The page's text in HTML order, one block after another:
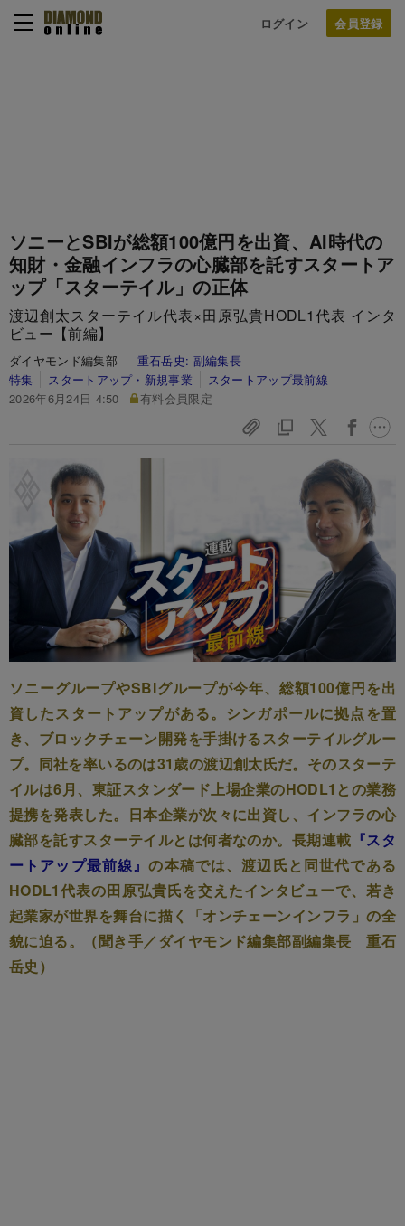
ログイン
ソニーとSBIが総額100億円を出資、AI時代の
知財・金融インフラの心臓部を託すスタートア
ップ「スターテイル」の正体
渡辺創太スターテイル代表×田原弘貴HODL1代表 インタ
ビュー【前編】
ダイヤモンド編集部 重石岳史: 副編集長
特集
スタートアップ・新規事業
スタートアップ最前線
2026年6月24日 4:50
有料会員限定
ソニーグループやSBIグループが今年、総額100億円を出
資したスタートアップがある。シンガポールに拠点を置
き、ブロックチェーン開発を手掛けるスターテイルグルー
プ。同社を率いるのは31歳の渡辺創太氏だ。そのスターテ
イルは6月、東証スタンダード上場企業のHODL1との業務
提携を発表した。日本企業が次々に出資し、インフラの心
臓部を託すスターテイルとは何者なのか。長期連載 『スタ
ートアップ最前線』の本稿では、渡辺氏と同世代である
HODL1代表の田原弘貴氏を交えたインタビューで、若き
起業家が世界を舞台に描く「オンチェーンインフラ」の全
貌に迫る。（聞き手／ダイヤモンド編集部副編集長 重石
岳史）